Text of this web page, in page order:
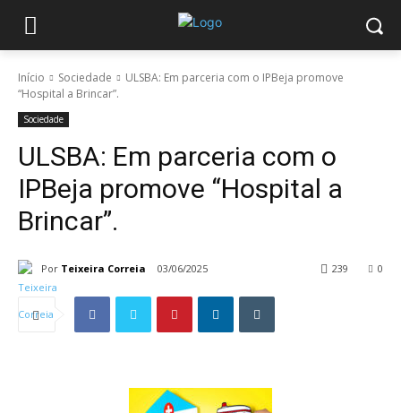
Início Sociedade
ULSBA: Em parceria com o IPBeja promove
“Hospital a Brincar”.
Sociedade
ULSBA: Em parceria com o
IPBeja promove “Hospital a
Brincar”.
Por Teixeira Correia 03/06/2025 0
239